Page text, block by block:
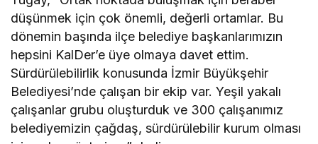
düşünmek için çok önemli, değerli ortamlar. Bu
dönemin başında ilçe belediye başkanlarımızın
hepsini KalDer’e üye olmaya davet ettim.
Sürdürülebilirlik konusunda İzmir Büyükşehir
Belediyesi’nde çalışan bir ekip var. Yeşil yakalı
çalışanlar grubu oluşturduk ve 300 çalışanımız
belediyemizin çağdaş, sürdürülebilir kurum olması